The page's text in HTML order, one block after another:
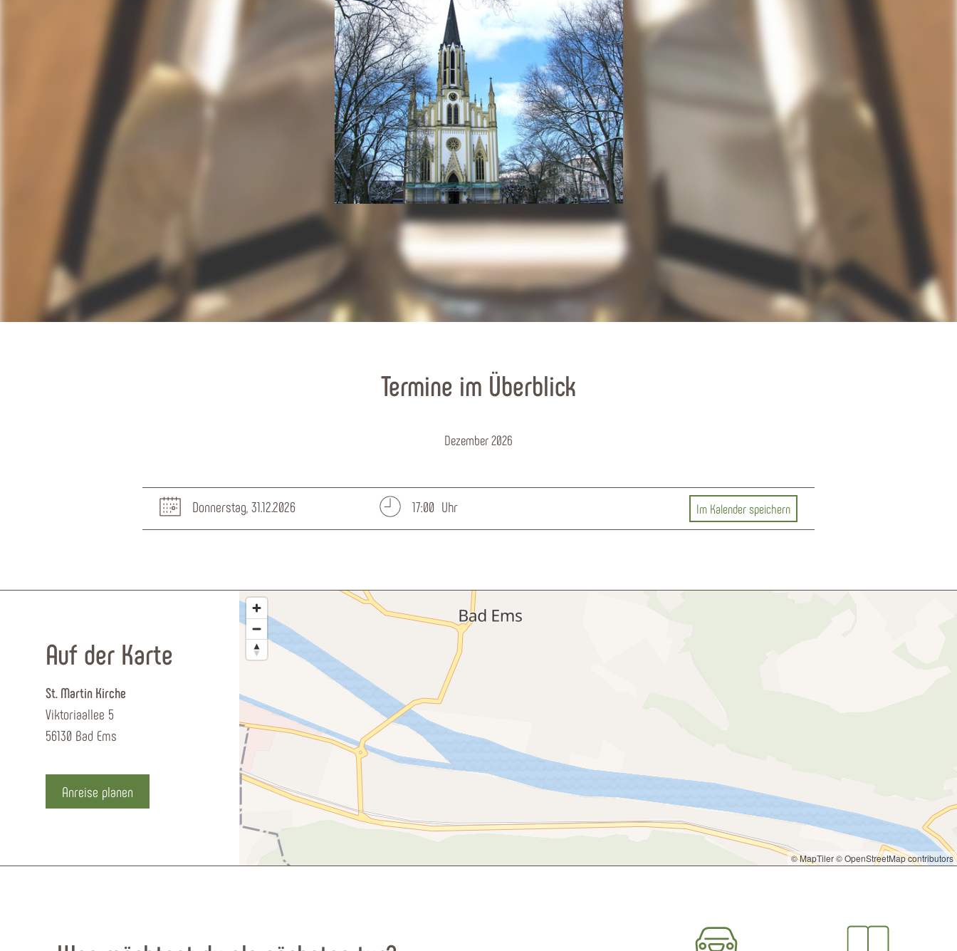
Termine im Überblick
Dezember 2026
Donnerstag, 31.12.2026 17:00 Uhr Im Kalender speichern
Auf der Karte
St. Martin Kirche
Viktoriaallee 5
56130 Bad Ems
Anreise planen
© MapTiler© OpenStreetMap contributors